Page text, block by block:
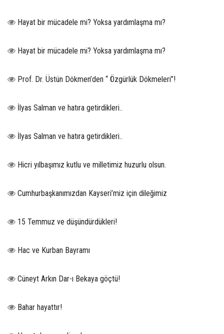
Hayat bir mücadele mi? Yoksa yardımlaşma mı?
Hayat bir mücadele mi? Yoksa yardımlaşma mı?
Prof. Dr. Üstün Dökmen’den “ Özgürlük Dökmeleri”!
İlyas Salman ve hatıra getirdikleri..
İlyas Salman ve hatıra getirdikleri..
Hicri yılbaşımız kutlu ve milletimiz huzurlu olsun.
Cumhurbaşkanımızdan Kayseri’miz için dileğimiz
15 Temmuz ve düşündürdükleri!
Hac ve Kurban Bayramı
Cüneyt Arkın Dar-ı Bekaya göçtü!
Bahar hayattır!